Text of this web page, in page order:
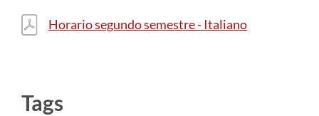
Horario segundo semestre - Italiano
Tags